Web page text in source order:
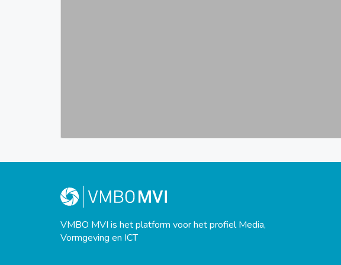
VMBO MVI is het platform voor het profiel Media,
Vormgeving en ICT